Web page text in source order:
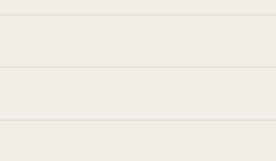
جسورانه، زبان طنز، موضوع اجتماعی